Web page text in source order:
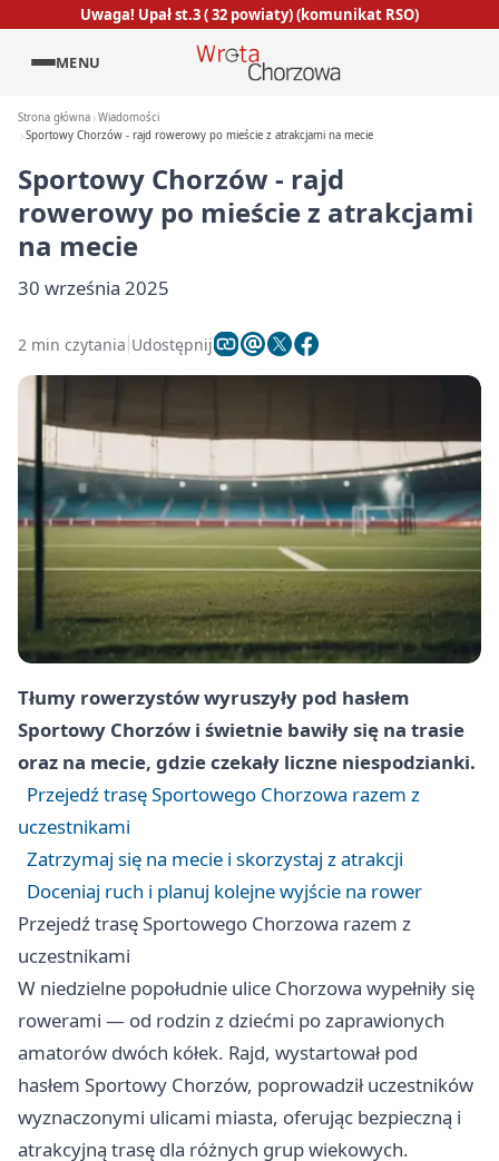
Uwaga! Upał st.3 ( 32 powiaty) (komunikat RSO)
MENU
Strona główna Wiadomości
Sportowy Chorzów - rajd rowerowy po mieście z atrakcjami na mecie
Sportowy Chorzów - rajd
rowerowy po mieście z atrakcjami
na mecie
30 września 2025
2 min czytania Udostępnij
Tłumy rowerzystów wyruszyły pod hasłem
Sportowy Chorzów i świetnie bawiły się na trasie
oraz na mecie, gdzie czekały liczne niespodzianki.
Przejedź trasę Sportowego Chorzowa razem z
uczestnikami
Zatrzymaj się na mecie i skorzystaj z atrakcji
Doceniaj ruch i planuj kolejne wyjście na rower
Przejedź trasę Sportowego Chorzowa razem z
uczestnikami
W niedzielne popołudnie ulice Chorzowa wypełniły się
rowerami — od rodzin z dziećmi po zaprawionych
amatorów dwóch kółek. Rajd, wystartował pod
hasłem Sportowy Chorzów, poprowadził uczestników
wyznaczonymi ulicami miasta, oferując bezpieczną i
atrakcyjną trasę dla różnych grup wiekowych.